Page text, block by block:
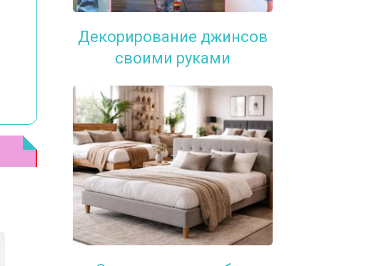
Декорирование джинсов
своими руками